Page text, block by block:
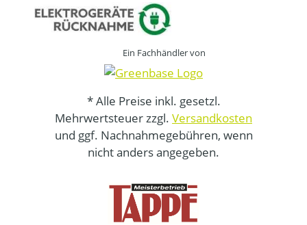
Ein Fachhändler von
* Alle Preise inkl. gesetzl.
Mehrwertsteuer zzgl. Versandkosten
und ggf. Nachnahmegebühren, wenn
nicht anders angegeben.